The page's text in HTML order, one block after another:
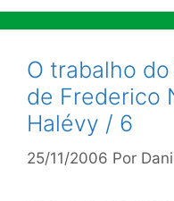
O trabalho
de Frederico
Halévy / 6
25/11/2006 Por